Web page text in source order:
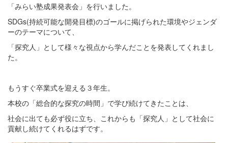
「みらい塾成果発表会」を行いました。
SDGs(持続可能な開発目標)のゴールに掲げられた環境やジェンダ
ーのテーマについて、
「探究人」として様々な視点から学んだことを発表してくれまし
た。
もうすぐ卒業式を迎える３年生。
本校の「総合的な探究の時間」で学び続けてきたことは、
社会に出ても必ず役に立ち、これからも「探究人」として社会に
貢献し続けてくれるはずです。